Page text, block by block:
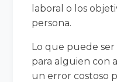
laboral o los
persona.
Lo que puede
para alguien con
un error costoso